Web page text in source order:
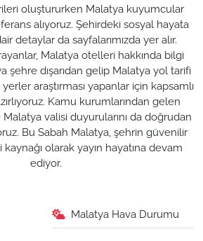
oluştururken Malatya kuyumcular
alıyoruz. Şehirdeki sosyal hayata
detaylar da sayfalarımızda yer alır.
Malatya otelleri hakkında bilgi
şehre dışarıdan gelip Malatya yol tarifi
araştırması yapanlar için kapsamlı
Kamu kurumlarından gelen
Malatya valisi duyurularını da doğrudan
Bu Sabah Malatya, şehrin güvenilir
olarak yayın hayatına devam
ediyor.
Malatya Hava Durumu